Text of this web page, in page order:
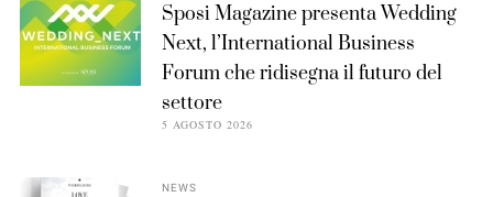
Sposi Magazine presenta Wedding
Next, l’International Business
Forum che ridisegna il futuro del
settore
5 AGOSTO 2026
NEWS